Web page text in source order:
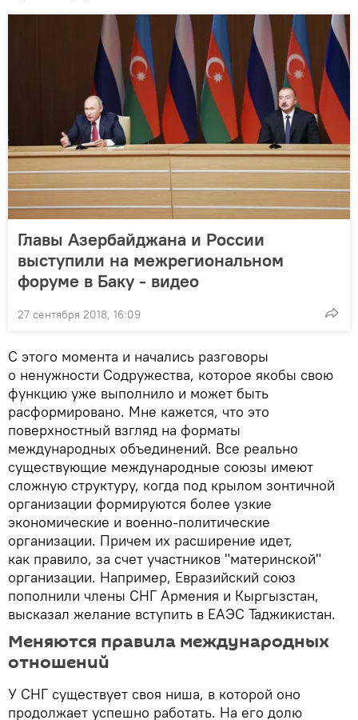
Главы Азербайджана и России
выступили на межрегиональном
форуме в Баку - видео
27 сентября 2018, 16:09
С этого момента и начались разговоры
о ненужности Содружества, которое якобы свою
функцию уже выполнило и может быть
расформировано. Мне кажется, что это
поверхностный взгляд на форматы
международных объединений. Все реально
существующие международные союзы имеют
сложную структуру, когда под крылом зонтичной
организации формируются более узкие
экономические и военно-политические
организации. Причем их расширение идет,
как правило, за счет участников "материнской"
организации. Например, Евразийский союз
пополнили члены СНГ Армения и Кыргызстан,
высказал желание вступить в ЕАЭС Таджикистан.
Меняются правила международных
отношений
У СНГ существует своя ниша, в которой оно
продолжает успешно работать. На его долю